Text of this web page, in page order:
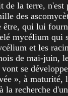
la terre, n'est
des
être, qui lui
mycélium
et les
de mai-juin,
se
», à
la recherche